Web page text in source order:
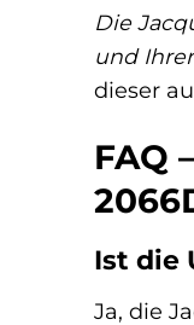
Die
und
dieser
FAQ
Ist die
Ja, die